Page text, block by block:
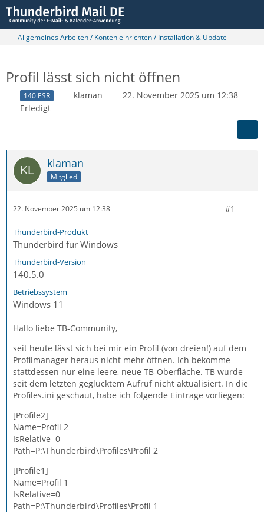
Allgemeines Arbeiten / Konten einrichten / Installation & Update
Profil lässt sich nicht öffnen
140 ESR klaman
22. November 2025 um 12:38
Erledigt
klaman
Mitglied
22. November 2025 um 12:38 #1
Thunderbird-Produkt
Thunderbird für Windows
Thunderbird-Version
140.5.0
Betriebssystem
Windows 11
Hallo liebe TB-Community,
seit heute lässt sich bei mir ein Profil (von dreien!) auf dem
Profilmanager heraus nicht mehr öffnen. Ich bekomme
stattdessen nur eine leere, neue TB-Oberfläche. TB wurde
seit dem letzten geglücktem Aufruf nicht aktualisiert. In die
Profiles.ini geschaut, habe ich folgende Einträge vorliegen:
[Profile2]
Name=Profil 2
IsRelative=0
Path=P:\Thunderbird\Profiles\Profil 2
[Profile1]
Name=Profil 1
IsRelative=0
Path=P:\Thunderbird\Profiles\Profil 1